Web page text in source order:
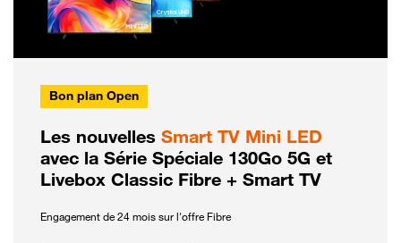
Bon plan Open
Les nouvelles Smart TV Mini LED
avec la Série Spéciale 130Go 5G et
Livebox Classic Fibre + Smart TV
Engagement de 24 mois sur l'offre Fibre